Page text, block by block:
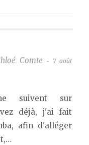
Comte -
7 août
suivent sur
déjà, j'ai fait
afin d'alléger